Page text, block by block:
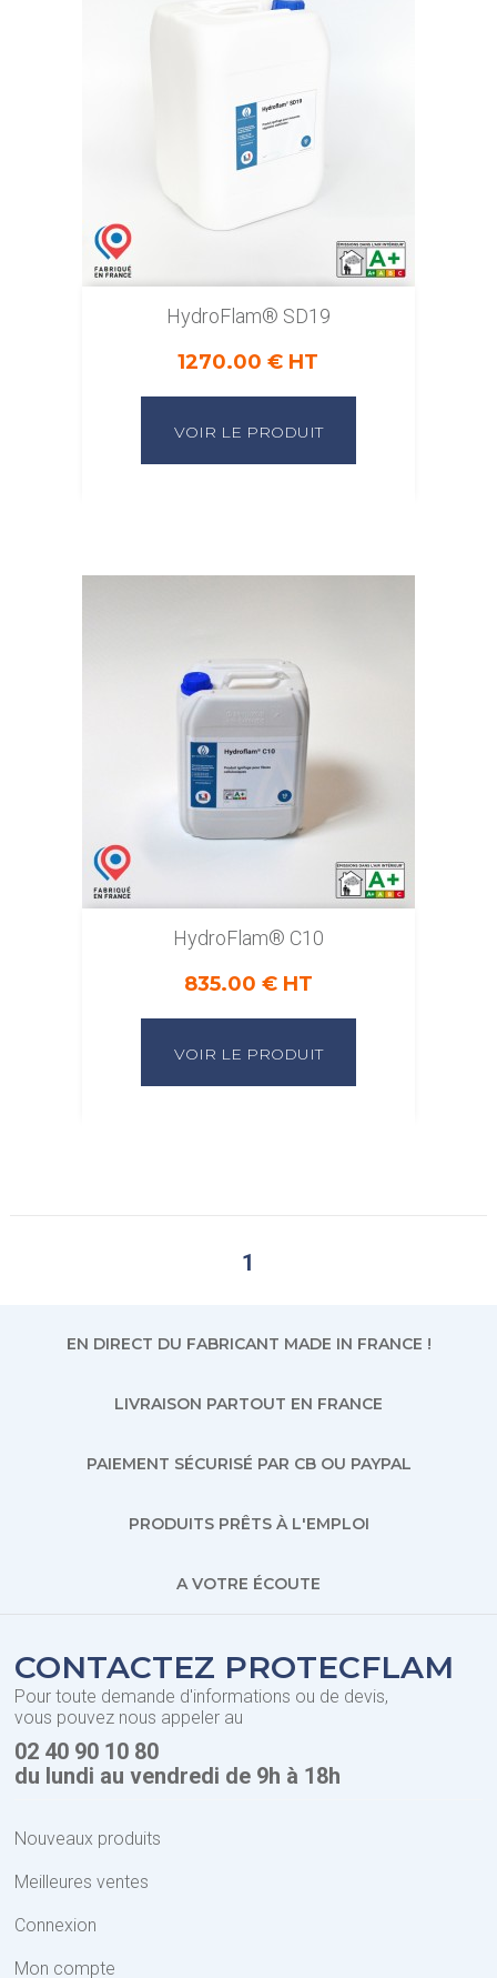
HydroFlam® SD19
1270.00 € HT
VOIR LE PRODUIT
HydroFlam® C10
835.00 € HT
VOIR LE PRODUIT
1
EN DIRECT DU FABRICANT MADE IN FRANCE !
LIVRAISON PARTOUT EN FRANCE
PAIEMENT SÉCURISÉ PAR CB OU PAYPAL
PRODUITS PRÊTS À L'EMPLOI
A VOTRE ÉCOUTE
CONTACTEZ PROTECFLAM
Pour toute demande d'informations ou de devis,
vous pouvez nous appeler au
02 40 90 10 80
du lundi au vendredi de 9h à 18h
Nouveaux produits
Meilleures ventes
Connexion
Mon compte